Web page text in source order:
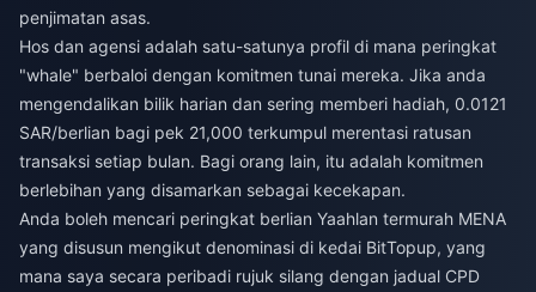
penjimatan asas.
Hos dan agensi adalah satu-satunya profil di mana peringkat
"whale" berbaloi dengan komitmen tunai mereka. Jika anda
mengendalikan bilik harian dan sering memberi hadiah, 0.0121
SAR/berlian bagi pek 21,000 terkumpul merentasi ratusan
transaksi setiap bulan. Bagi orang lain, itu adalah komitmen
berlebihan yang disamarkan sebagai kecekapan.
Anda boleh mencari peringkat berlian Yaahlan termurah MENA
yang disusun mengikut denominasi di kedai BitTopup, yang
mana saya secara peribadi rujuk silang dengan jadual CPD